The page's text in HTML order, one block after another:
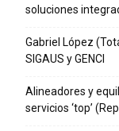
soluciones
Gabriel López
SIGAUS y GENCI
Alineadores y
servicios ‘top’